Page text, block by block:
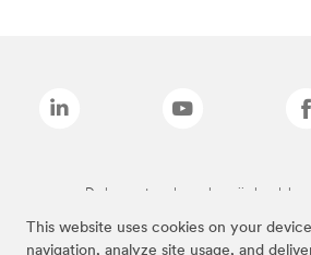
This website uses cookies on your
navigation, analyze site usage, and
De bovenstaande merken zijn